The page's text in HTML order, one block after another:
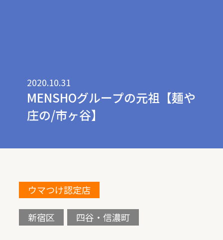
2020.10.31
MENSHOグループの元祖【麺や
庄の/市ヶ谷】
ウマつけ認定店
新宿区 四谷・信濃町